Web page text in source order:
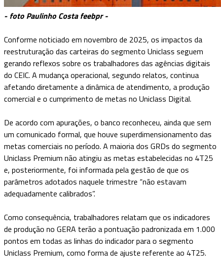
- foto Paulinho Costa feebpr -
Conforme noticiado em novembro de 2025, os impactos da
reestruturação das carteiras do segmento Uniclass seguem
gerando reflexos sobre os trabalhadores das agências digitais
do CEIC. A mudança operacional, segundo relatos, continua
afetando diretamente a dinâmica de atendimento, a produção
comercial e o cumprimento de metas no Uniclass Digital.
De acordo com apurações, o banco reconheceu, ainda que sem
um comunicado formal, que houve superdimensionamento das
metas comerciais no período. A maioria dos GRDs do segmento
Uniclass Premium não atingiu as metas estabelecidas no 4T25
e, posteriormente, foi informada pela gestão de que os
parâmetros adotados naquele trimestre “não estavam
adequadamente calibrados”.
Como consequência, trabalhadores relatam que os indicadores
de produção no GERA terão a pontuação padronizada em 1.000
pontos em todas as linhas do indicador para o segmento
Uniclass Premium, como forma de ajuste referente ao 4T25.